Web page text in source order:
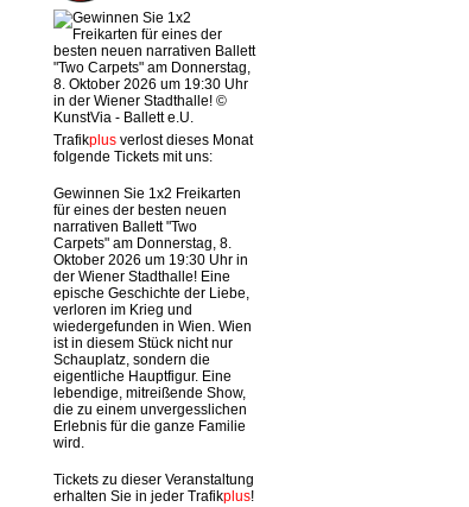
Trafikplusverlost dieses Monat
folgende Tickets mit uns:
Gewinnen Sie 1x2 Freikarten
für eines der besten neuen
narrativen Ballett "Two
Carpets" am Donnerstag, 8.
Oktober 2026 um 19:30 Uhr in
der Wiener Stadthalle! Eine
epische Geschichte der Liebe,
verloren im Krieg und
wiedergefunden in Wien. Wien
ist in diesem Stück nicht nur
Schauplatz, sondern die
eigentliche Hauptfigur. Eine
lebendige, mitreißende Show,
die zu einem unvergesslichen
Erlebnis für die ganze Familie
wird.
Tickets zu dieser Veranstaltung
erhalten Sie in jeder Trafikplus!